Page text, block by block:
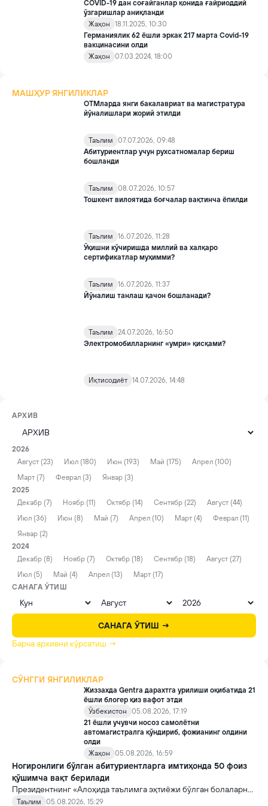
COVID-19 дан соғайганлар қонида ғайриоддий
ўзгаришлар аниқланди
Жаҳон
18.11.2025, 10:30
Германиялик 62 ёшли эркак 217 марта Covid-19
вакцинасини олди
Жаҳон
07.03.2024, 18:00
МАШҲУР ЯНГИЛИКЛАР
ОТМларда янги бакалавриат ва магистратура
йўналишлари жорий этилди
Таълим
07.07.2026, 09:48
Абитуриентлар учун рухсатномалар бериш
бошланди
Таълим
08.07.2026, 10:57
Тошкент вилоятида боғчалар вақтинча ёпилди
Таълим
16.07.2026, 11:28
Ўқишни кўчиришда миллий ва халқаро
сертификатлар муҳимми?
Таълим
16.07.2026, 11:37
Йўналиш танлаш қачон бошланади?
Таълим
24.07.2026, 16:50
Электромобилларнинг «умри» қисқами?
Иқтисодиёт 14.07.2026, 14:48
АРХИВ
2026
Август (23)
Июл (180) Июн (193) Май (175)
Апрел (100)
Март (7)
Феврал (3)
Январ (3)
2025
Декабр (7)
Ноябр (11) Октябр (14) Сентябр (22)
Август (44)
Июл (36)
Июн (8) Май (7) Апрел (10) Март (4)
Феврал (11)
Январ (2)
2024
Декабр (8)
Ноябр (7) Октябр (18) Сентябр (18)
Август (27)
Июл (5)
Май (4) Апрел (13)
Март (17)
САНАГА ЎТИШ
САНАГА ЎТИШ →
Барча архивни кўрсатиш →
СЎНГГИ ЯНГИЛИКЛАР
Жиззахда Gentra дарахтга урилиши оқибатида 21
ёшли блогер қиз вафот этди
Ўзбекистон
05.08.2026, 17:19
21 ёшли учувчи носоз самолётни
автомагистралга қўндириб, фожианинг олдини
олди
Жаҳон
05.08.2026, 16:59
Ногиронлиги бўлган абитуриентларга имтиҳонда 50 фоиз
қўшимча вақт берилади
Президентнинг «Алоҳида таълимга эҳтиёжи бўлган болаларни
таълим ва ижтимоий хизматлар билан қамраб олиш тизимини
Таълим 05.08.2026, 15:29